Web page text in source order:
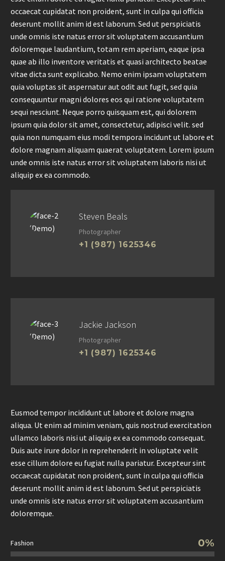
occaecat cupidatat non proident, sunt in culpa qui officia
deserunt mollit anim id est laborum. Sed ut perspiciatis
unde omnis iste natus error sit voluptatem accusantium
doloremque laudantium, totam rem aperiam, eaque ipsa
quae ab illo inventore veritatis et quasi architecto beatae
vitae dicta sunt explicabo. Nemo enim ipsam voluptatem
quia voluptas sit aspernatur aut odit aut fugit, sed quia
consequuntur magni dolores eos qui ratione voluptatem
sequi nesciunt. Neque porro quisquam est, qui dolorem
ipsum quia dolor sit amet, consectetur, adipisci velit. sed
quia non numquam eius modi tempora incidunt ut labore et
dolore magnam aliquam quaerat voluptatem. Lorem ipsum
unde omnis iste natus error sit voluptatem laboris nisi ut
aliquip ex ea commodo.
Steven Beals
Photographer
+1 (987) 1625346
Jackie Jackson
Photographer
+1 (987) 1625346
Eusmod tempor incididunt ut labore et dolore magna
aliqua. Ut enim ad minim veniam, quis nostrud exercitation
ullamco laboris nisi ut aliquip ex ea commodo consequat.
Duis aute irure dolor in reprehenderit in voluptate velit
esse cillum dolore eu fugiat nulla pariatur. Excepteur sint
occaecat cupidatat non proident, sunt in culpa qui officia
deserunt mollit anim id est laborum. Sed ut perspiciatis
unde omnis iste natus error sit voluptatem accusantium
doloremque.
Fashion 0%